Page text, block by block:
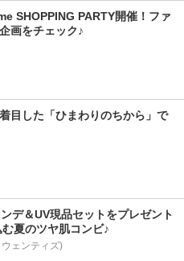
SHOPPING PARTY開催！ファ
画をチェック♪
目した「ひまわりのちから」で
デ＆UV現品セットをプレゼント
夏のツヤ肌コンビ♪
ェンティズ)